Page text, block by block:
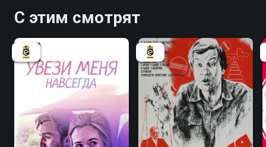
С этим смотрят